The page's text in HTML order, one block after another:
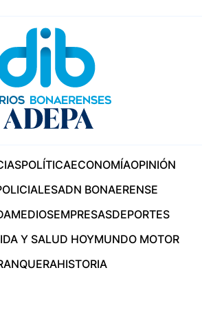
POLÍTICAECONOMÍAOPINIÓN
ADN BONAERENSE
MEDIOSEMPRESASDEPORTES
Y SALUD HOYMUNDO MOTOR
HISTORIA